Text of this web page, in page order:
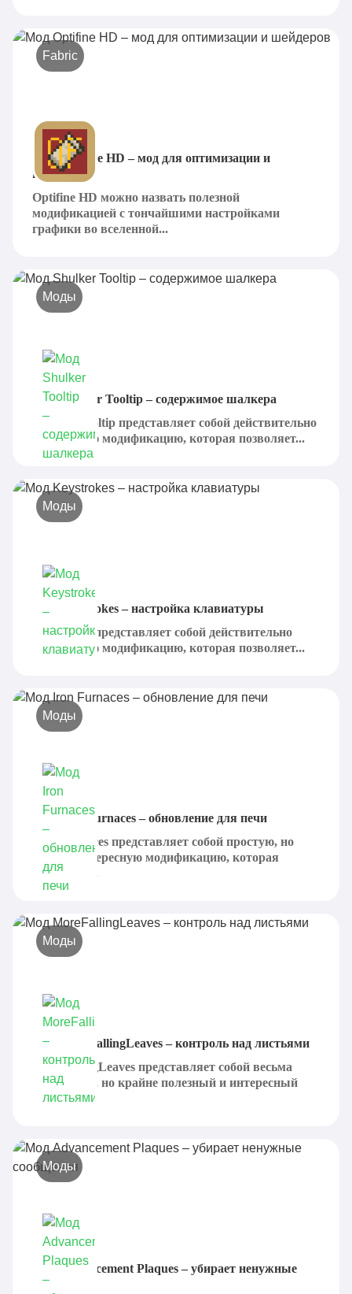
Fabric
Мод Optifine HD – мод для оптимизации и
шейдеров
Optifine HD можно назвать полезной
модификацией с тончайшими настройками
графики во вселенной...
Моды
Мод Shulker Tooltip – содержимое шалкера
Shulker Tooltip представляет собой действительно
интересную модификацию, которая позволяет...
Моды
Мод Keystrokes – настройка клавиатуры
Keystrokes представляет собой действительно
интересную модификацию, которая позволяет...
Моды
Мод Iron Furnaces – обновление для печи
Iron Furnaces представляет собой простую, но
крайне интересную модификацию, которая
позволяет...
Моды
Мод MoreFallingLeaves – контроль над листьями
MoreFallingLeaves представляет собой весьма
небольшой, но крайне полезный и интересный
мод,...
Моды
Мод Advancement Plaques – убирает ненужные
сообщения